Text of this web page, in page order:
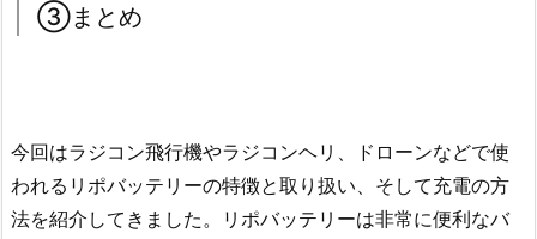
③まとめ
今回はラジコン飛行機やラジコンヘリ、ドローンなどで使
われるリポバッテリーの特徴と取り扱い、そして充電の方
法を紹介してきました。リポバッテリーは非常に便利なバ